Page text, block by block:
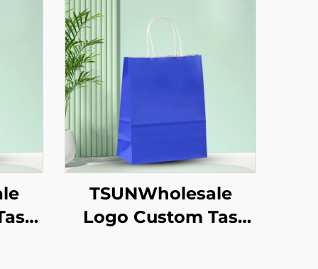
TSUNWholesale
Logo Custom Tas